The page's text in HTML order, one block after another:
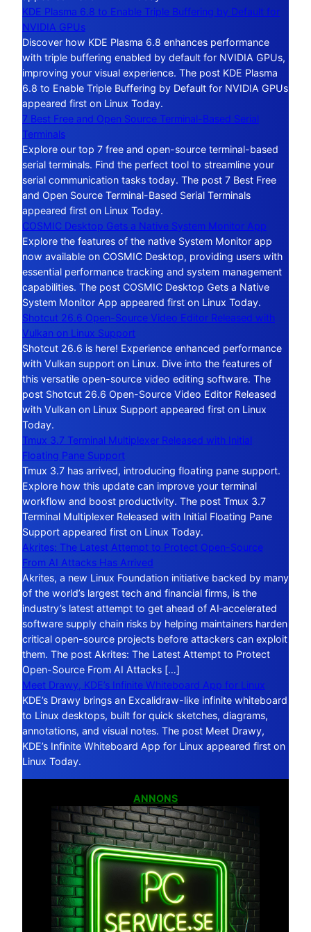
KDE Plasma 6.8 to Enable Triple Buffering by Default for
NVIDIA GPUs
Discover how KDE Plasma 6.8 enhances performance
with triple buffering enabled by default for NVIDIA GPUs,
improving your visual experience. The post KDE Plasma
6.8 to Enable Triple Buffering by Default for NVIDIA GPUs
appeared first on Linux Today.
7 Best Free and Open Source Terminal-Based Serial
Terminals
Explore our top 7 free and open-source terminal-based
serial terminals. Find the perfect tool to streamline your
serial communication tasks today. The post 7 Best Free
and Open Source Terminal-Based Serial Terminals
appeared first on Linux Today.
COSMIC Desktop Gets a Native System Monitor App
Explore the features of the native System Monitor app
now available on COSMIC Desktop, providing users with
essential performance tracking and system management
capabilities. The post COSMIC Desktop Gets a Native
System Monitor App appeared first on Linux Today.
Shotcut 26.6 Open-Source Video Editor Released with
Vulkan on Linux Support
Shotcut 26.6 is here! Experience enhanced performance
with Vulkan support on Linux. Dive into the features of
this versatile open-source video editing software. The
post Shotcut 26.6 Open-Source Video Editor Released
with Vulkan on Linux Support appeared first on Linux
Today.
Tmux 3.7 Terminal Multiplexer Released with Initial
Floating Pane Support
Tmux 3.7 has arrived, introducing floating pane support.
Explore how this update can improve your terminal
workflow and boost productivity. The post Tmux 3.7
Terminal Multiplexer Released with Initial Floating Pane
Support appeared first on Linux Today.
Akrites: The Latest Attempt to Protect Open-Source
From AI Attacks Has Arrived
Akrites, a new Linux Foundation initiative backed by many
of the world’s largest tech and financial firms, is the
industry’s latest attempt to get ahead of AI‑accelerated
software supply chain risks by helping maintainers harden
critical open-source projects before attackers can exploit
them. The post Akrites: The Latest Attempt to Protect
Open-Source From AI Attacks […]
Meet Drawy, KDE’s Infinite Whiteboard App for Linux
KDE’s Drawy brings an Excalidraw-like infinite whiteboard
to Linux desktops, built for quick sketches, diagrams,
annotations, and visual notes. The post Meet Drawy,
KDE’s Infinite Whiteboard App for Linux appeared first on
Linux Today.
ANNONS